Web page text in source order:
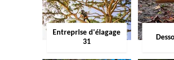
Entreprise d'élagage
31